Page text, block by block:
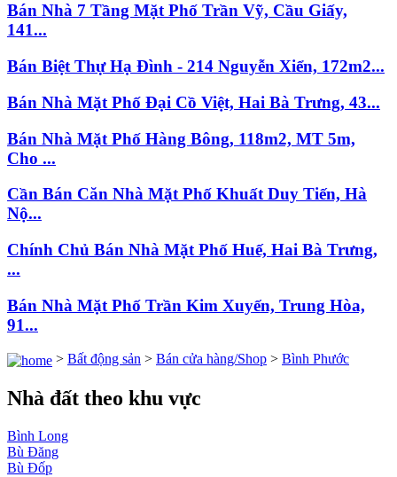
Bán Nhà 7 Tầng Mặt Phố Trần Vỹ, Cầu Giấy,
141...
Bán Biệt Thự Hạ Đình - 214 Nguyễn Xiển, 172m2...
Bán Nhà Mặt Phố Đại Cồ Việt, Hai Bà Trưng, 43...
Bán Nhà Mặt Phố Hàng Bông, 118m2, MT 5m,
Cho ...
Cần Bán Căn Nhà Mặt Phố Khuất Duy Tiến, Hà
Nộ...
Chính Chủ Bán Nhà Mặt Phố Huế, Hai Bà Trưng,
...
Bán Nhà Mặt Phố Trần Kim Xuyến, Trung Hòa,
91...
> Bất động sản > Bán cửa hàng/Shop > Bình Phước
Nhà đất theo khu vực
Bình Long
Bù Đăng
Bù Đốp